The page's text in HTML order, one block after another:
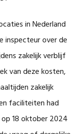
in Nederland
inspecteur over de
zakelijk verblijf
van deze kosten,
zakelijk
faciliteiten had
18 oktober 2024